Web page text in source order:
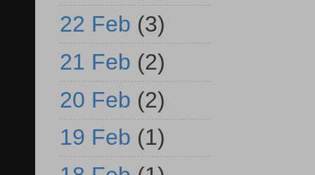
22 Feb (3)
21 Feb (2)
20 Feb (2)
19 Feb (1)